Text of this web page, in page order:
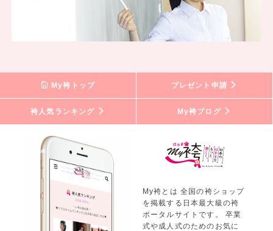
My袴トップ プレゼント申請
袴人気ランキング My袴ブログ
My袴とは 全国の袴ショップ
を掲載する日本最大級の袴
ポータルサイトです。 卒業
式や成人式のためのお気に